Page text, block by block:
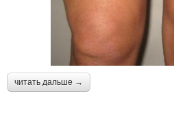
читать дальше →